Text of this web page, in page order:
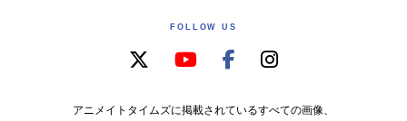
FOLLOW US
アニメイトタイムズに掲載されているすべての画像、